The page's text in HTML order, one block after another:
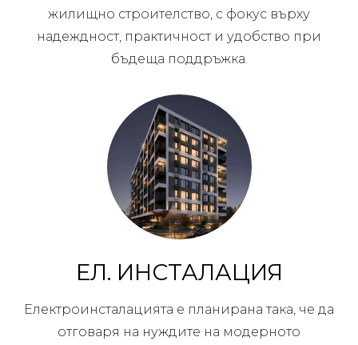
жилищно строителство, с фокус върху
надеждност, практичност и удобство при
бъдеща поддръжка.
ЕЛ. ИНСТАЛАЦИЯ
Електроинсталацията е планирана така, че да
отговаря на нуждите на модерното